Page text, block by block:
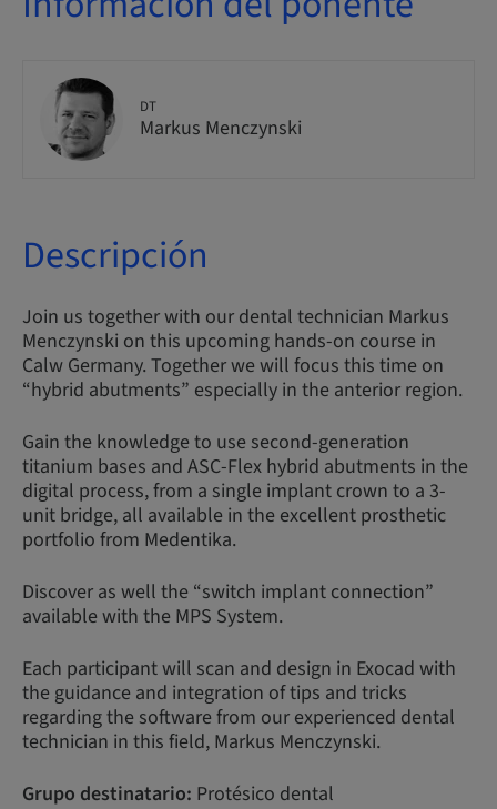
DT
Markus Menczynski
Descripción
Join us together with our dental technician Markus
Menczynski on this upcoming hands-on course in
Calw Germany. Together we will focus this time on
“hybrid abutments” especially in the anterior region.
Gain the knowledge to use second-generation
titanium bases and ASC-Flex hybrid abutments in the
digital process, from a single implant crown to a 3-
unit bridge, all available in the excellent prosthetic
portfolio from Medentika.
Discover as well the “switch implant connection”
available with the MPS System.
Each participant will scan and design in Exocad with
the guidance and integration of tips and tricks
regarding the software from our experienced dental
technician in this field, Markus Menczynski.
Grupo destinatario: Protésico dental